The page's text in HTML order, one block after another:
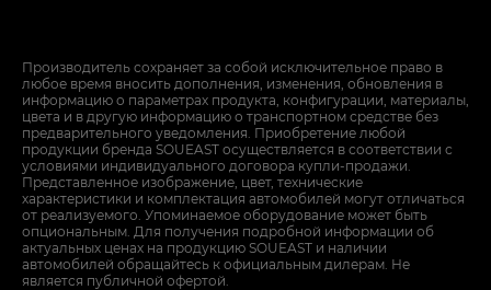
Производитель сохраняет за собой исключительное право в
любое время вносить дополнения, изменения, обновления в
информацию о параметрах продукта, конфигурации, материалы,
цвета и в другую информацию о транспортном средстве без
предварительного уведомления. Приобретение любой
продукции бренда SOUEAST осуществляется в соответствии с
условиями индивидуального договора купли-продажи.
Представленное изображение, цвет, технические
характеристики и комплектация автомобилей могут отличаться
от реализуемого. Упоминаемое оборудование может быть
опциональным. Для получения подробной информации об
актуальных ценах на продукцию SOUEAST и наличии
автомобилей обращайтесь к официальным дилерам. Не
является публичной офертой.